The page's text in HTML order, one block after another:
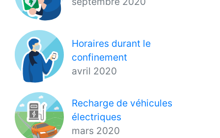
Horaires durant le
confinement
avril 2020
Recharge de véhicules
électriques
mars 2020